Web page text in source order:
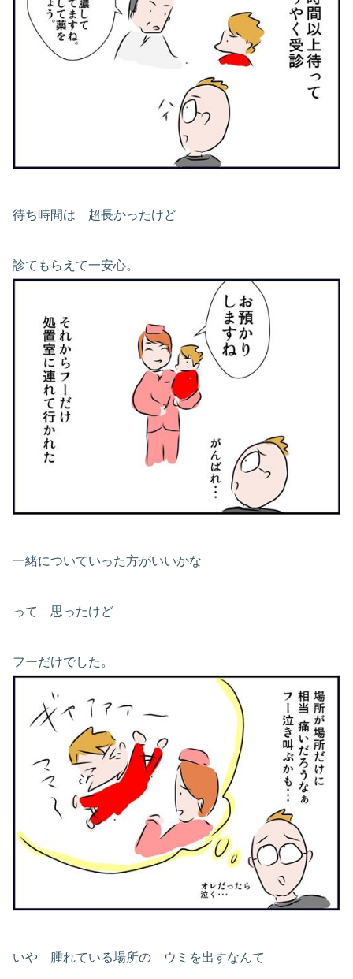
待ち時間は 超長かったけど
診てもらえて一安心。
一緒についていった方がいいかな
って 思ったけど
フーだけでした。
いや 腫れている場所の ウミを出すなんて